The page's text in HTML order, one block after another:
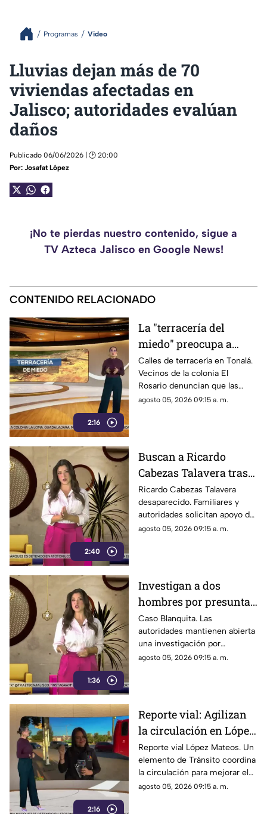
Programas Video
Lluvias dejan más de 70
viviendas afectadas en
Jalisco; autoridades evalúan
daños
Publicado 06/06/2026 | 🕑 20:00
Por: Josafat López
¡No te pierdas nuestro contenido, sigue a
TV Azteca Jalisco en Google News!
CONTENIDO RELACIONADO
2:16
La "terracería del
miedo" preocupa a
vecinos de El Rosario,
Tonalá
Calles de terracería en Tonalá.
Vecinos de la colonia El
Rosario denuncian que las
lluvias han convertido la
agosto 05, 2026 09:15 a. m.
2:40
Buscan a Ricardo
Cabezas Talavera tras
desaparecer al mostrar
una propiedad
Ricardo Cabezas Talavera
desaparecido. Familiares y
autoridades solicitan apoyo de
la ciudadanía para obtener
agosto 05, 2026 09:15 a. m.
1:36
Investigan a dos
hombres por presunta
crueldad animal en el
caso de Blanquita
Caso Blanquita. Las
autoridades mantienen abierta
una investigación por
presuntos actos de crueldad
agosto 05, 2026 09:15 a. m.
2:16
Reporte vial: Agilizan
la circulación en López
Mateos y La Calma
Reporte vial López Mateos. Un
elemento de Tránsito coordina
la circulación para mejorar el
flujo vehicular en este
agosto 05, 2026 09:15 a. m.